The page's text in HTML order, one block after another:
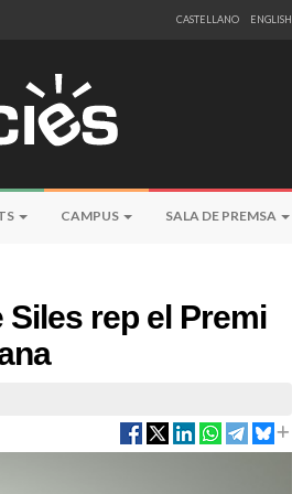
CASTELLANO ENGLISH
CAMPUS SALA DE PREMSA
rep el Premi